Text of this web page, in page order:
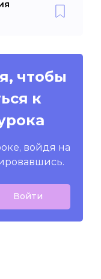
чтобы
к
войдя на
Войти